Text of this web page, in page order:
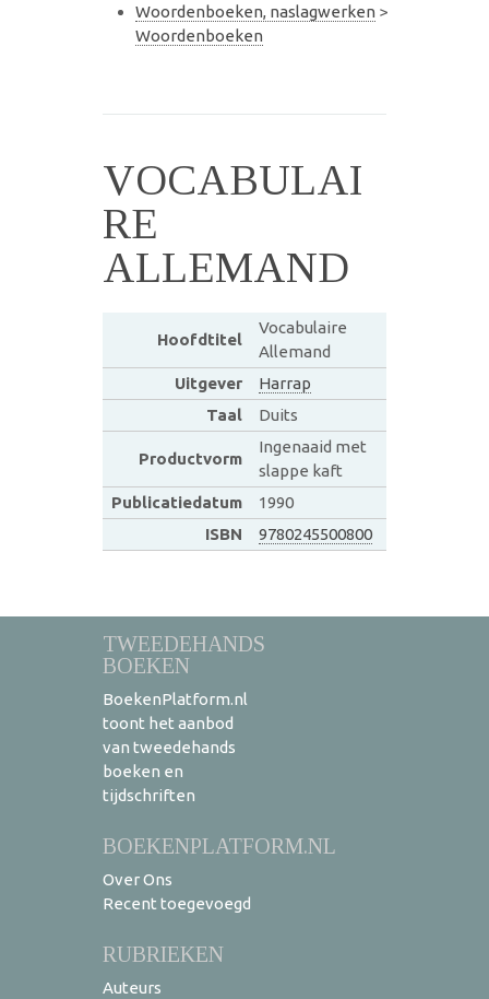
Woordenboeken, naslagwerken >
Woordenboeken
VOCABULAI
RE
ALLEMAND
Hoofdtitel
Vocabulaire
Allemand
Uitgever
Harrap
Taal
Duits
Productvorm
Ingenaaid met
slappe kaft
Publicatiedatum
1990
ISBN
9780245500800
TWEEDEHANDS
BOEKEN
BoekenPlatform.nl
toont het aanbod
van tweedehands
boeken en
tijdschriften
BOEKENPLATFORM.NL
Over Ons
Recent toegevoegd
RUBRIEKEN
Auteurs